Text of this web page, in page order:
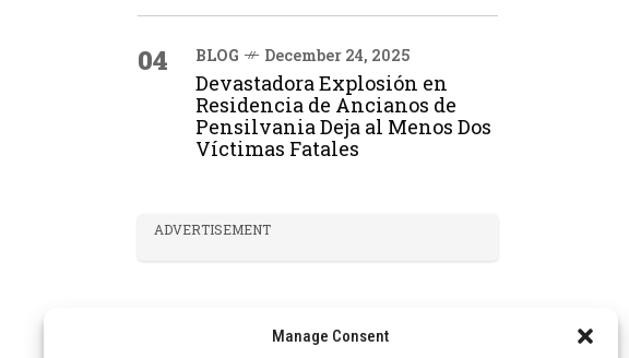
Manage Consent
04 BLOG December 24, 2025
Devastadora Explosión en
Residencia de Ancianos de
Pensilvania Deja al Menos Dos
Víctimas Fatales
ADVERTISEMENT